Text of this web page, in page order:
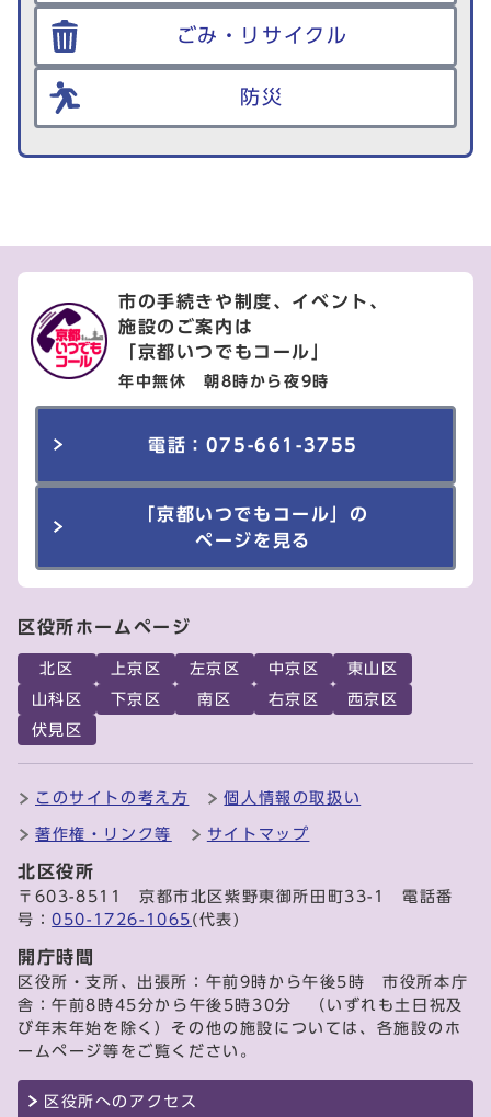
ごみ・リサイクル
防災
市の手続きや制度、イベント、
施設のご案内は
「京都いつでもコール」
年中無休 朝8時から夜9時
電話：075-661-3755
「京都いつでもコール」の
ページを見る
区役所ホームページ
北区 上京区 左京区 中京区
東山区
山科区
下京区 南区 右京区
西京区
伏見区
このサイトの考え方 個人情報の取扱い
著作権・リンク等 サイトマップ
北区役所
〒603-8511 京都市北区紫野東御所田町33-1 電話番
号：050-1726-1065 (代表)
開庁時間
区役所・支所、出張所：午前9時から午後5時 市役所本庁
舎：午前8時45分から午後5時30分 （いずれも土日祝及
び年末年始を除く）その他の施設については、各施設のホ
ームページ等をご覧ください。
区役所へのアクセス